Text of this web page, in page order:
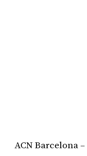
ACN Barcelona